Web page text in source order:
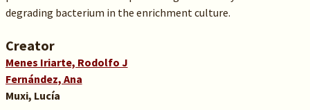
degrading bacterium in the enrichment culture.
Creator
Menes Iriarte, Rodolfo J
Fernández, Ana
Muxi, Lucía